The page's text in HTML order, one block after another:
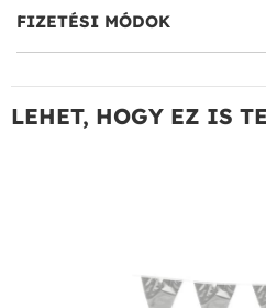
FIZETÉSI MÓDOK
LEHET, HOGY EZ IS